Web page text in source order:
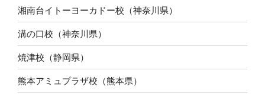
湘南台イトーヨーカドー校（神奈川県）
溝の口校（神奈川県）
焼津校（静岡県）
熊本アミュプラザ校（熊本県）